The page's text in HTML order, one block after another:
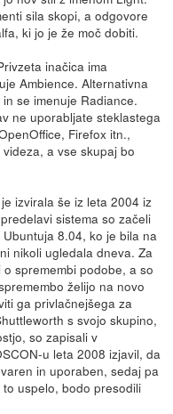
sila skopi, a odgovore
ki jo je že moč dobiti.
inačica ima
Ambience. Alternativna
se imenuje Radiance.
ne uporabljate steklastega
Firefox itn.,
a vse skupaj bo
izvirala še iz leta 2004 iz
sistema so začeli
8.04, ko je bila na
nikoli ugledala dneva. Za
spremembi podobe, a so
želijo na novo
ga privlačnejšega za
s svojo skupino,
so zapisali v
u leta 2008 izjavil, da
in uporaben, sedaj pa
uspelo, bodo presodili